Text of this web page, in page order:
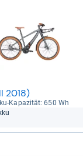
2018)
​Kapa­zi­tät: 650 Wh